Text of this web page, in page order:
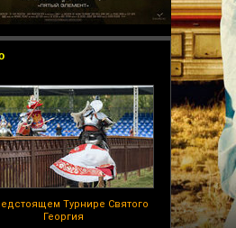
Турнире Святого
Георгия